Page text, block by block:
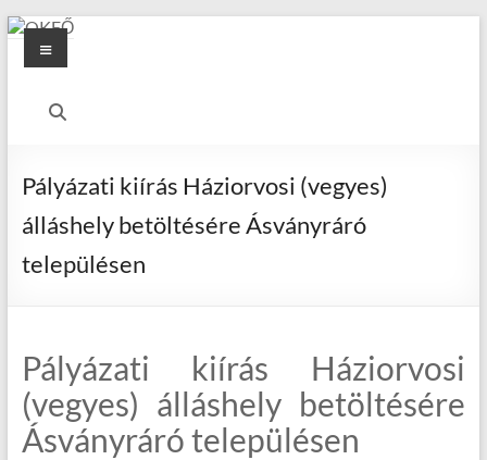
Skip
content
OKFŐ
Menu
Pályázati kiírás Háziorvosi (vegyes)
álláshely betöltésére Ásványráró
településen
Pályázati kiírás Háziorvosi
(vegyes) álláshely betöltésére
Ásványráró településen